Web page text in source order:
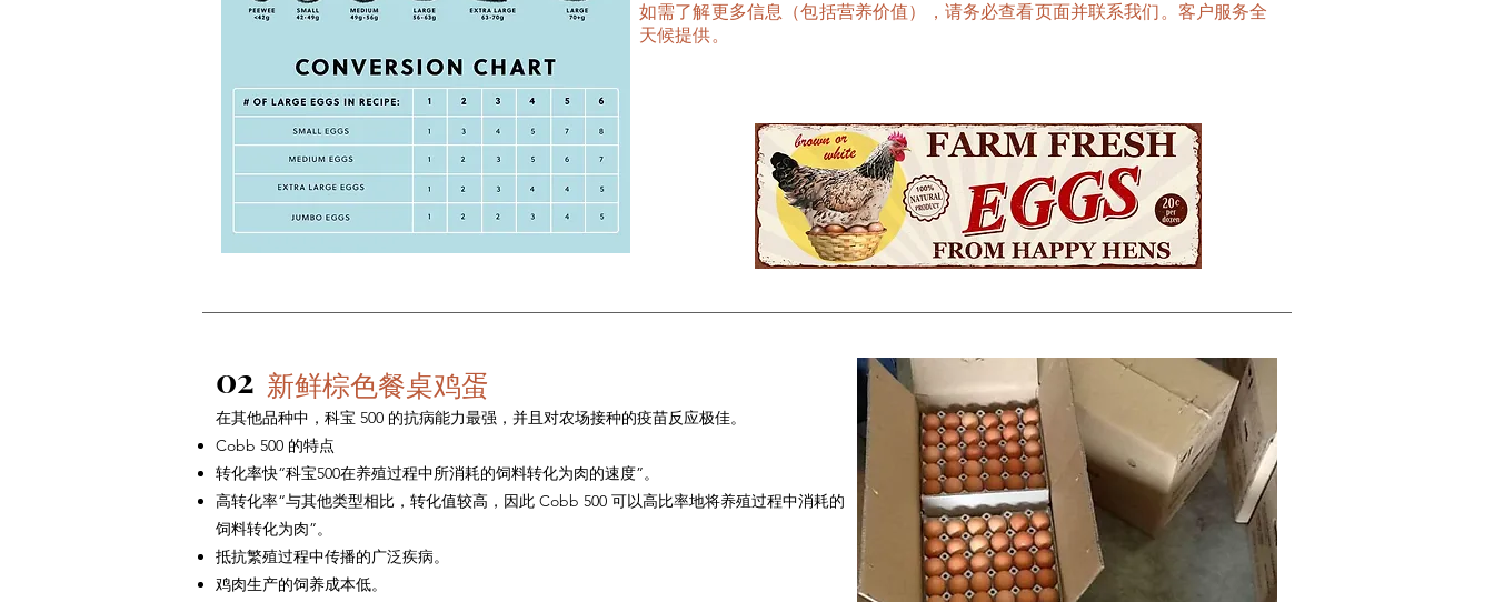
如需了解更多信息（包括营养价值），请务必查看页面并联系我们。客户服务全
天候提供。
02 新鲜棕色餐桌鸡蛋
在其他品种中，科宝 500 的抗病能力最强，并且对农场接种的疫苗反应极佳。
Cobb 500 的特点
转化率快“科宝500在养殖过程中所消耗的饲料转化为肉的速度”。
高转化率“与其他类型相比，转化值较高，因此 Cobb 500 可以高比率地将养殖过程中消耗的
饲料转化为肉”。
抵抗繁殖过程中传播的广泛疾病。
鸡肉生产的饲养成本低。